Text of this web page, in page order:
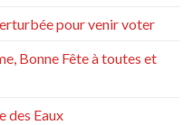
pour venir voter
Bonne Fête à toutes et
des Eaux